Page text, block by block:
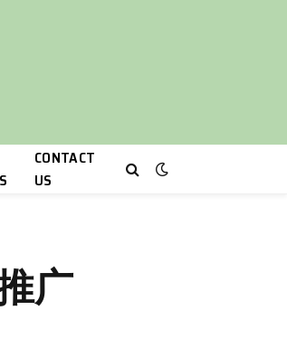
CONTACT
US
广